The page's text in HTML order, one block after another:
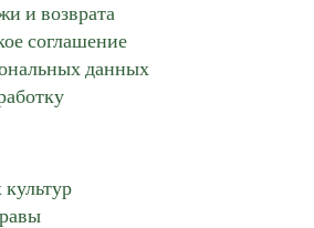
и возврата
соглашение
данных